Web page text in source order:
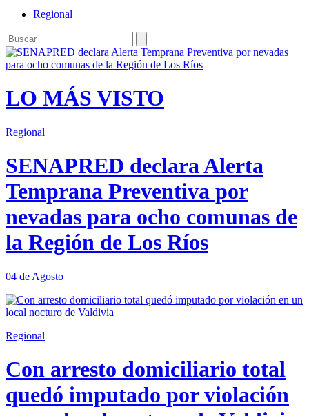
Regional
LO MÁS VISTO
Regional
SENAPRED declara Alerta
Temprana Preventiva por
nevadas para ocho comunas de
la Región de Los Ríos
04 de Agosto
Regional
Con arresto domiciliario total
quedó imputado por violación